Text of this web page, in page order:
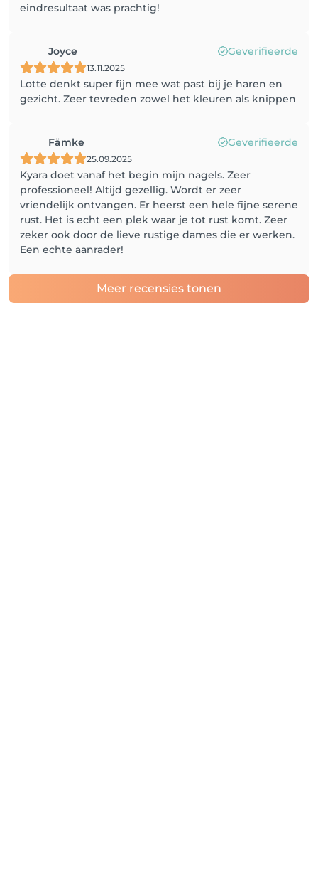
eindresultaat was prachtig!
Joyce Geverifieerde
13.11.2025
Lotte denkt super fijn mee wat past bij je haren en
gezicht. Zeer tevreden zowel het kleuren als knippen
Fämke Geverifieerde
25.09.2025
Kyara doet vanaf het begin mijn nagels. Zeer
professioneel! Altijd gezellig. Wordt er zeer
vriendelijk ontvangen. Er heerst een hele fijne serene
rust. Het is echt een plek waar je tot rust komt. Zeer
zeker ook door de lieve rustige dames die er werken.
Een echte aanrader!
Meer recensies tonen